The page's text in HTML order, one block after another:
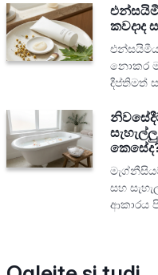
කවදාද
නොකර
දීප්තිමත්
සහ
ආකාරය